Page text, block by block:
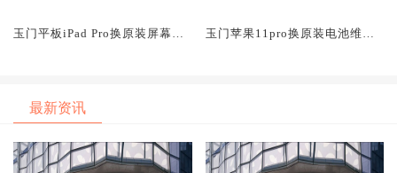
玉门平板iPad Pro换原装屏幕服
玉门苹果11pro换原装电池维修
最新资讯